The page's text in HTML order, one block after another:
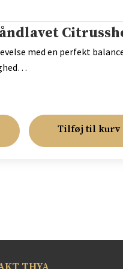
med en perfekt
Tilføj til kurv